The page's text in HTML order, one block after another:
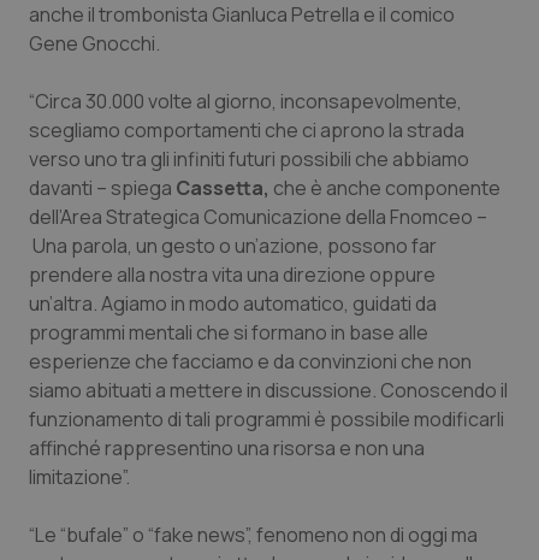
Valle D’Aosta
Veneto
Oncodermatologia
Oncoematologia
Oncologia & Nutrizione
Psoriasi & pelle
Quotidiano Cardiologia
Quotidiano Chirurgia
Quotidiano Oncologia
Quotidiano Pediatria
Rene & patologie urogenitali
anche il trombonista Gianluca Petrella e il comico
Gene Gnocchi.
“Circa 30.000 volte al giorno, inconsapevolmente,
scegliamo comportamenti che ci aprono la strada
verso uno tra gli infiniti futuri possibili che abbiamo
davanti – spiega Cassetta, che è anche componente
dell’Area Strategica Comunicazione della Fnomceo –
Una parola, un gesto o un’azione, possono far
prendere alla nostra vita una direzione oppure
un’altra. Agiamo in modo automatico, guidati da
programmi mentali che si formano in base alle
esperienze che facciamo e da convinzioni che non
siamo abituati a mettere in discussione. Conoscendo il
funzionamento di tali programmi è possibile modificarli
affinché rappresentino una risorsa e non una
limitazione”.
“Le “bufale” o “fake news”, fenomeno non di oggi ma